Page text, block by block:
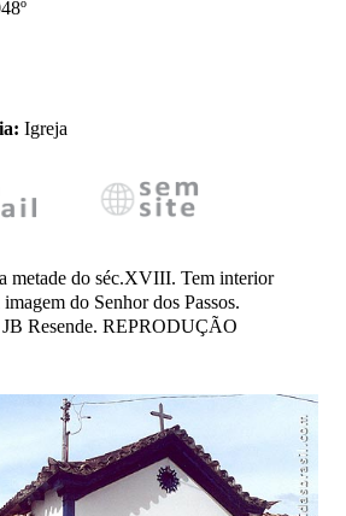
Igreja
metade do séc.XVIII. Tem interior
do Senhor dos Passos.
Resende. REPRODUÇÃO